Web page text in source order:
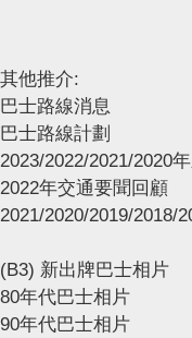
其他推介:
巴士路線消息
巴士路線計劃
2023/2022/2021/2020
2022年交通要聞回顧
2021/2020/2019/2018/
(B3) 新出牌巴士相片
80年代巴士相片
90年代巴士相片